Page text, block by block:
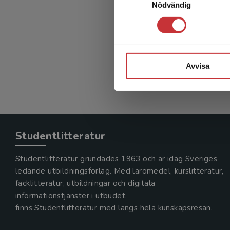
Nödvändig
Avvisa
377 kr
Exkl.
Studentlitteratur
Studentlitteratur grundades 1963 och är idag Sveriges
ledande utbildningsförlag. Med läromedel, kurslitteratur,
facklitteratur, utbildningar och digitala
informationstjänster i utbudet,
finns Studentlitteratur med längs hela kunskapsresan.